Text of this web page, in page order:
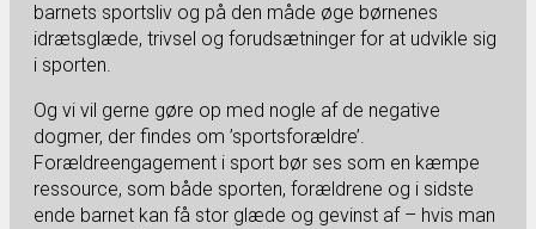
barnets sportsliv og på den måde øge børnenes
idrætsglæde, trivsel og forudsætninger for at udvikle sig
i sporten.
Og vi vil gerne gøre op med nogle af de negative
dogmer, der findes om ’sportsforældre’.
Forældreengagement i sport bør ses som en kæmpe
ressource, som både sporten, forældrene og i sidste
ende barnet kan få stor glæde og gevinst af – hvis man